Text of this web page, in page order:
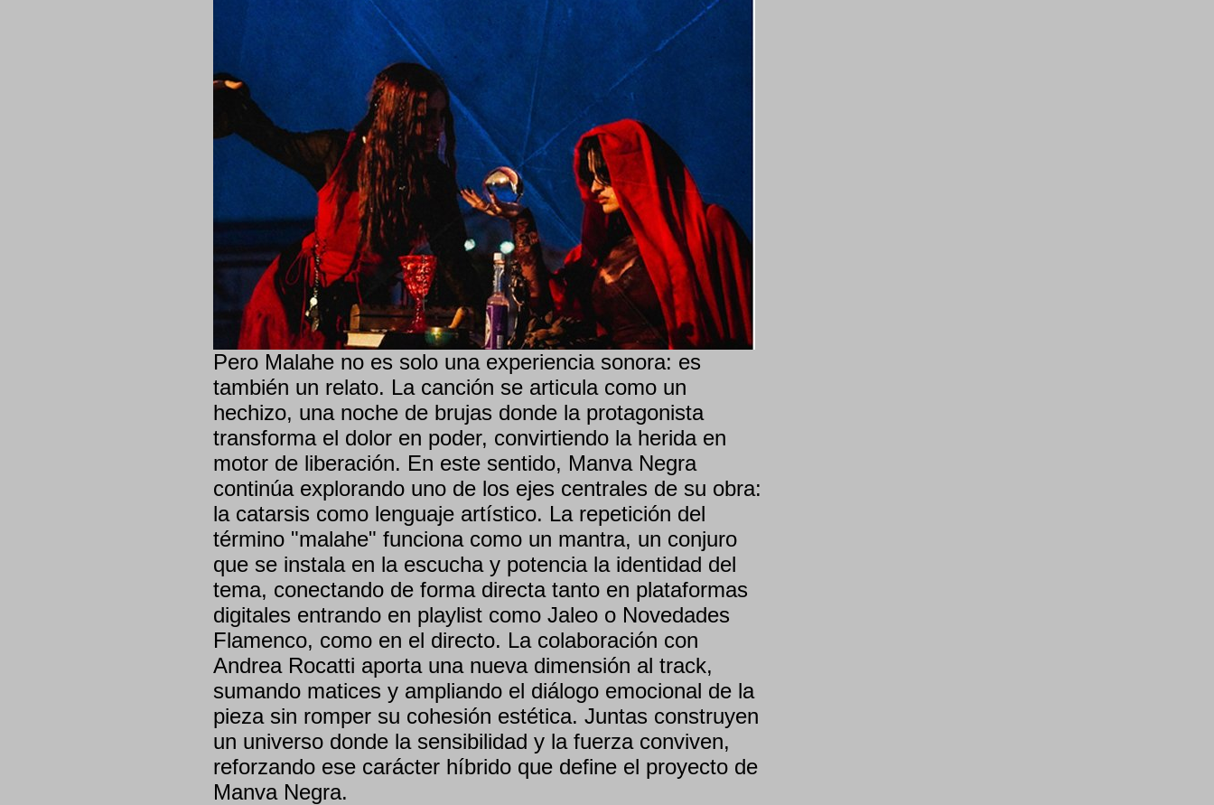
Pero Malahe no es solo una experiencia sonora: es
también un relato. La canción se articula como un
hechizo, una noche de brujas donde la protagonista
transforma el dolor en poder, convirtiendo la herida en
motor de liberación. En este sentido, Manva Negra
continúa explorando uno de los ejes centrales de su obra:
la catarsis como lenguaje artístico. La repetición del
término "malahe" funciona como un mantra, un conjuro
que se instala en la escucha y potencia la identidad del
tema, conectando de forma directa tanto en plataformas
digitales entrando en playlist como Jaleo o Novedades
Flamenco, como en el directo. La colaboración con
Andrea Rocatti aporta una nueva dimensión al track,
sumando matices y ampliando el diálogo emocional de la
pieza sin romper su cohesión estética. Juntas construyen
un universo donde la sensibilidad y la fuerza conviven,
reforzando ese carácter híbrido que define el proyecto de
Manva Negra.